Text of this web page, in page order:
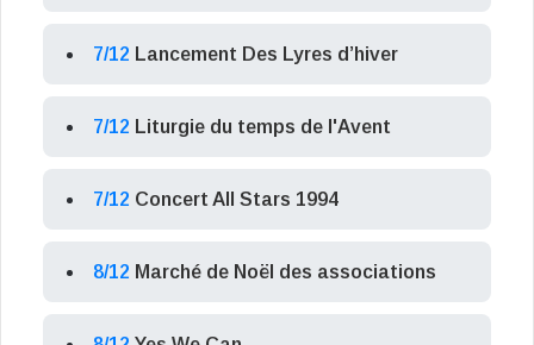
7/12 Lancement Des Lyres d’hiver
7/12 Liturgie du temps de l'Avent
7/12 Concert All Stars 1994
8/12 Marché de Noël des associations